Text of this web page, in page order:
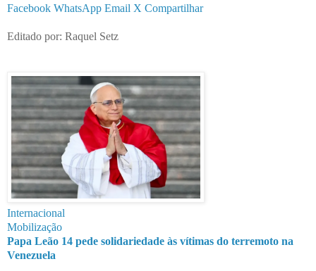
Facebook WhatsApp Email X Compartilhar
Editado por: Raquel Setz
Internacional
Mobilização
Papa Leão 14 pede solidariedade às vítimas do terremoto na
Venezuela